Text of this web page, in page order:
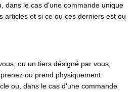
dans le cas d'une commande unique
articles et si ce ou ces derniers est ou
ou un tiers désigné par vous,
ou prend physiquement
ou, dans le cas d'une commande